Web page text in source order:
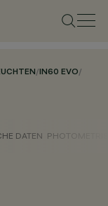
/IN60 EVO/
DATEN